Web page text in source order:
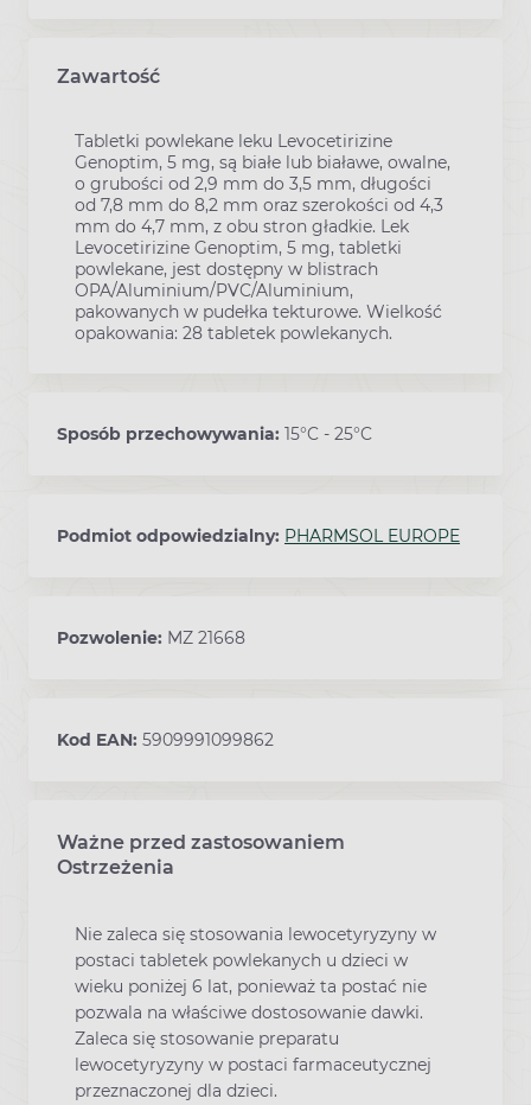
Zawartość
Tabletki powlekane leku Levocetirizine
Genoptim, 5 mg, są białe lub białawe, owalne,
o grubości od 2,9 mm do 3,5 mm, długości
od 7,8 mm do 8,2 mm oraz szerokości od 4,3
mm do 4,7 mm, z obu stron gładkie. Lek
Levocetirizine Genoptim, 5 mg, tabletki
powlekane, jest dostępny w blistrach
OPA/Aluminium/PVC/Aluminium,
pakowanych w pudełka tekturowe. Wielkość
opakowania: 28 tabletek powlekanych.
Sposób przechowywania: 15°C - 25°C
Podmiot odpowiedzialny: PHARMSOL EUROPE
Pozwolenie: MZ 21668
Kod EAN: 5909991099862
Ważne przed zastosowaniem
Ostrzeżenia
Nie zaleca się stosowania lewocetyryzyny w
postaci tabletek powlekanych u dzieci w
wieku poniżej 6 lat, ponieważ ta postać nie
pozwala na właściwe dostosowanie dawki.
Zaleca się stosowanie preparatu
lewocetyryzyny w postaci farmaceutycznej
przeznaczonej dla dzieci.